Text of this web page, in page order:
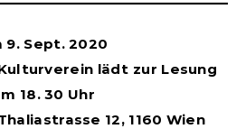
9. Sept. 2020
lädt zur Lesung
18. 30 Uhr
12, 1160 Wien